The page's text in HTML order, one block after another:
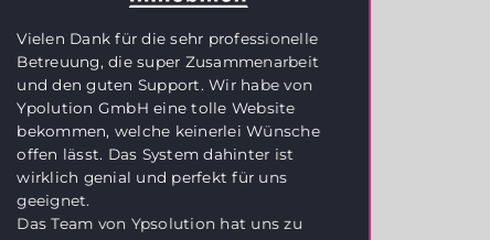
Vielen Dank für die sehr professionelle
Betreuung, die super Zusammenarbeit
und den guten Support. Wir habe von
Ypolution GmbH eine tolle Website
bekommen, welche keinerlei Wünsche
offen lässt. Das System dahinter ist
wirklich genial und perfekt für uns
geeignet.
Das Team von Ypsolution hat uns zu